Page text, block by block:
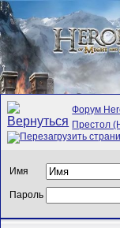
Форум
Престол
Имя
Пароль